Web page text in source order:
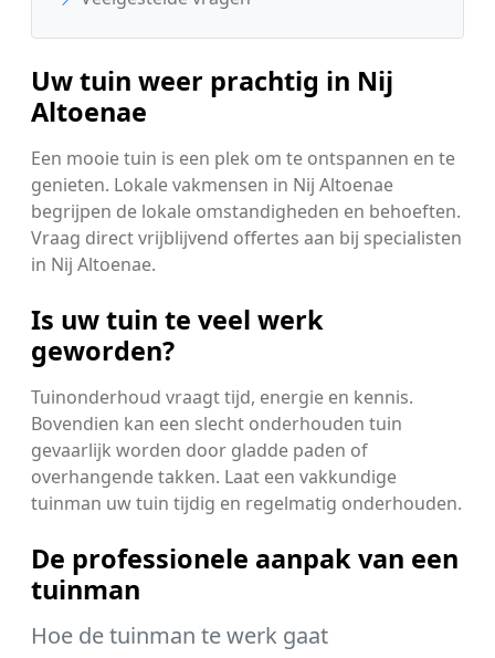
Uw tuin weer prachtig in Nij
Altoenae
Een mooie tuin is een plek om te ontspannen en te
genieten. Lokale vakmensen in Nij Altoenae
begrijpen de lokale omstandigheden en behoeften.
Vraag direct vrijblijvend offertes aan bij specialisten
in Nij Altoenae.
Is uw tuin te veel werk
geworden?
Tuinonderhoud vraagt tijd, energie en kennis.
Bovendien kan een slecht onderhouden tuin
gevaarlijk worden door gladde paden of
overhangende takken. Laat een vakkundige
tuinman uw tuin tijdig en regelmatig onderhouden.
De professionele aanpak van een
tuinman
Hoe de tuinman te werk gaat